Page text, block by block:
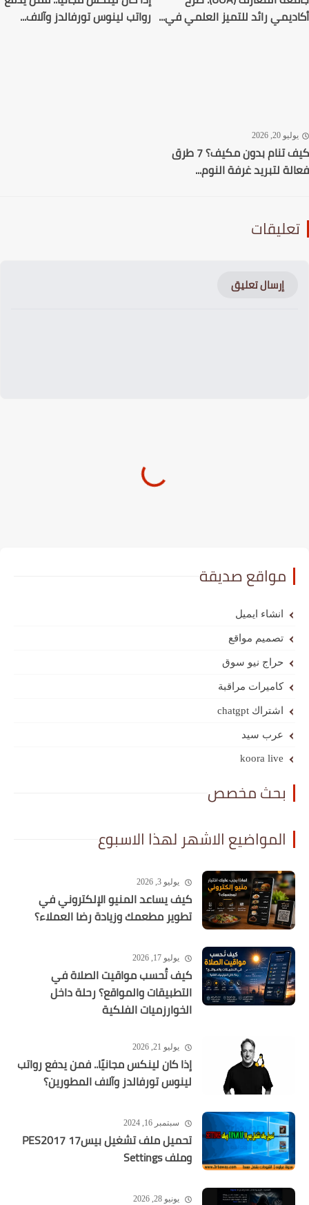
رائد للتميز العلمي في... رواتب لينوس تورفالدز وآلاف...
20, 2026
كيف تنام بدون مكيف؟ 7 طرق
لتبريد غرفة النوم...
إرسال تعليق
مواقع صديقة
انشاء ايميل
تصميم مواقع
حراج نيو سوق
كاميرات مراقبة
اشتراك chatgpt
عرب سيد
koora live
بحث مخصص
المواضيع الاشهر لهذا الاسبوع
يوليو 3, 2026
كيف يساعد المنيو الإلكتروني في
تطوير مطعمك وزيادة رضا العملاء؟
يوليو 17, 2026
كيف تُحسب مواقيت الصلاة في
التطبيقات والمواقع؟ رحلة داخل
الخوارزميات الفلكية
يوليو 21, 2026
إذا كان لينكس مجانيًا.. فمن يدفع رواتب
لينوس تورفالدز وآلاف المطورين؟
سبتمبر 16, 2024
تحميل ملف تشغيل بيس17 PES2017
وملف Settings
يونيو 28, 2026